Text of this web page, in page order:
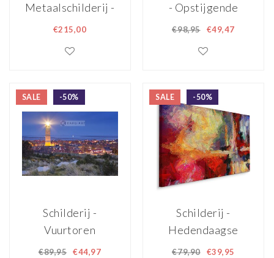
Metaalschilderij -
Red Bull Racing,
120x80cm
€215,00
- Opstijgende
Vliegtuig ,
Premium print -
€98,95 €49,47
SALE -50%
Schilderij -
Vuurtoren
Brandaris,
€89,95 €44,97
SALE -50%
Schilderij -
Hedendaagse
Abstractie,
€79,90 €39,95